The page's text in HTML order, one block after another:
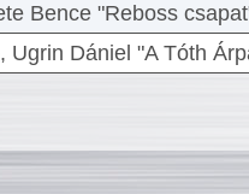
Bence "Reboss
Ugrin Dániel "A Tóth